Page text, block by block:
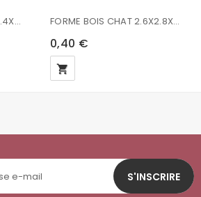
FORME BOIS BARRIERRE 2.4X2.7.0.2CM STAMPERIA FORME BOIS CHAT 2.6X2.8X0.2CM
0,40 €
local_grocery_store
S'INSCRIRE